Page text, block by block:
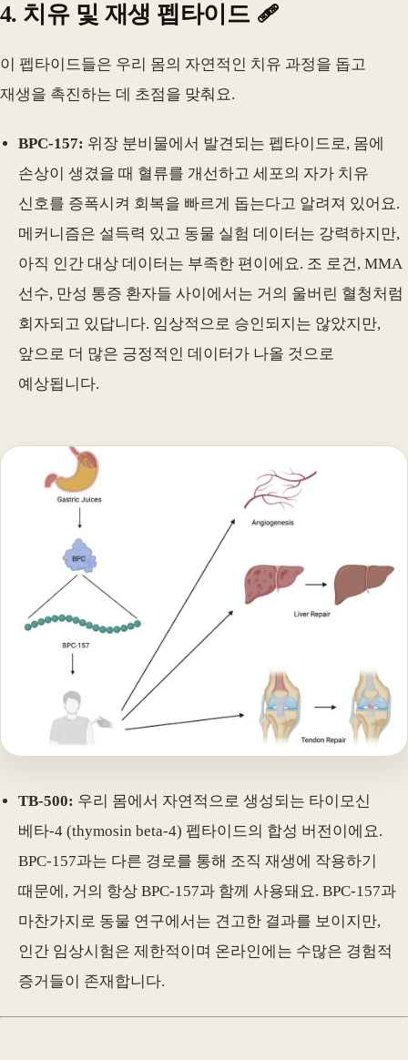
4. 치유 및 재생 펩타이드 🩹
이 펩타이드들은 우리 몸의 자연적인 치유 과정을 돕고
재생을 촉진하는 데 초점을 맞춰요.
BPC-157: 위장 분비물에서 발견되는 펩타이드로, 몸에
손상이 생겼을 때 혈류를 개선하고 세포의 자가 치유
신호를 증폭시켜 회복을 빠르게 돕는다고 알려져 있어요.
메커니즘은 설득력 있고 동물 실험 데이터는 강력하지만,
아직 인간 대상 데이터는 부족한 편이에요. 조 로건, MMA
선수, 만성 통증 환자들 사이에서는 거의 울버린 혈청처럼
회자되고 있답니다. 임상적으로 승인되지는 않았지만,
앞으로 더 많은 긍정적인 데이터가 나올 것으로
예상됩니다.
TB-500: 우리 몸에서 자연적으로 생성되는 타이모신
베타-4 (thymosin beta-4) 펩타이드의 합성 버전이에요.
BPC-157과는 다른 경로를 통해 조직 재생에 작용하기
때문에, 거의 항상 BPC-157과 함께 사용돼요. BPC-157과
마찬가지로 동물 연구에서는 견고한 결과를 보이지만,
인간 임상시험은 제한적이며 온라인에는 수많은 경험적
증거들이 존재합니다.